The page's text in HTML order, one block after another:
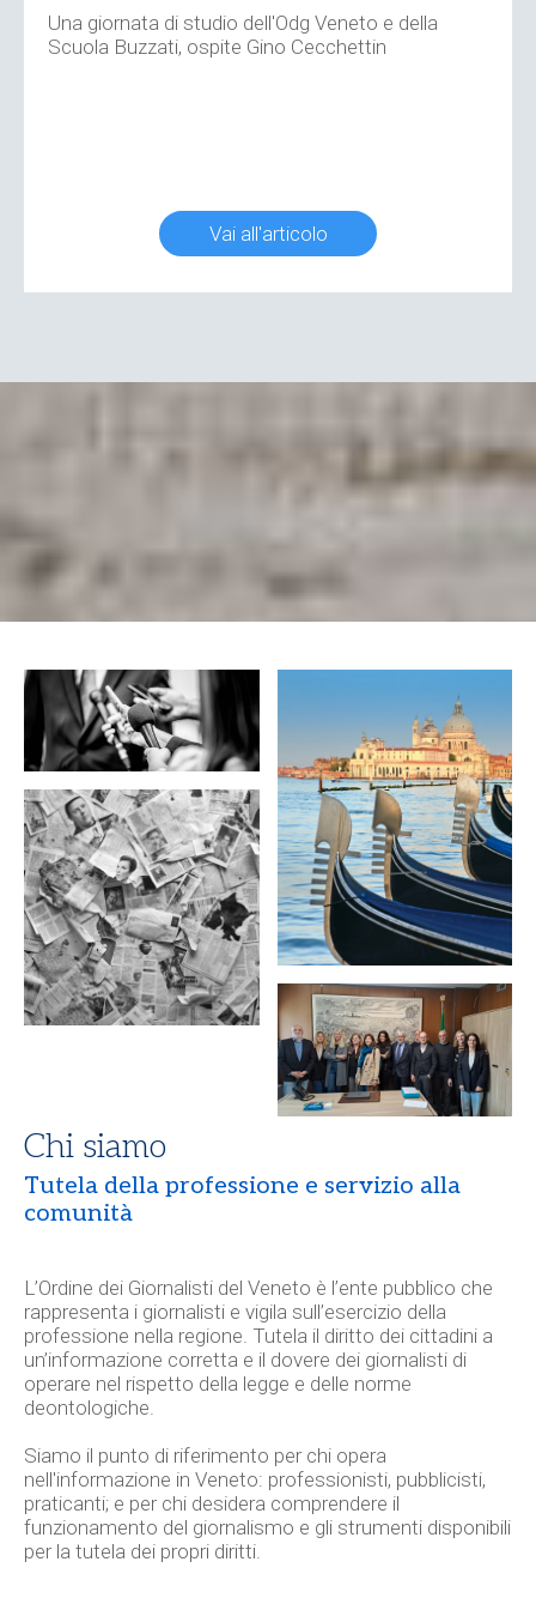
Una giornata di studio dell'Odg Veneto e della
Scuola Buzzati, ospite Gino Cecchettin
Vai all'articolo
Chi siamo
Tutela della professione e servizio alla
comunità
L’Ordine dei Giornalisti del Veneto è l’ente pubblico che
rappresenta i giornalisti e vigila sull’esercizio della
professione nella regione. Tutela il diritto dei cittadini a
un’informazione corretta e il dovere dei giornalisti di
operare nel rispetto della legge e delle norme
deontologiche.
Siamo il punto di riferimento per chi opera
nell'informazione in Veneto: professionisti, pubblicisti,
praticanti; e per chi desidera comprendere il
funzionamento del giornalismo e gli strumenti disponibili
per la tutela dei propri diritti.